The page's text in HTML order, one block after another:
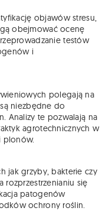
objawów stresu,
obejmować ocenę
testów
i
polegają na
niezbędne do
Analizy te pozwalają na
agrotechnicznych w
plonów.
jak grzyby, bakterie czy
rozprzestrzenianiu się
patogenów
ochrony roślin.